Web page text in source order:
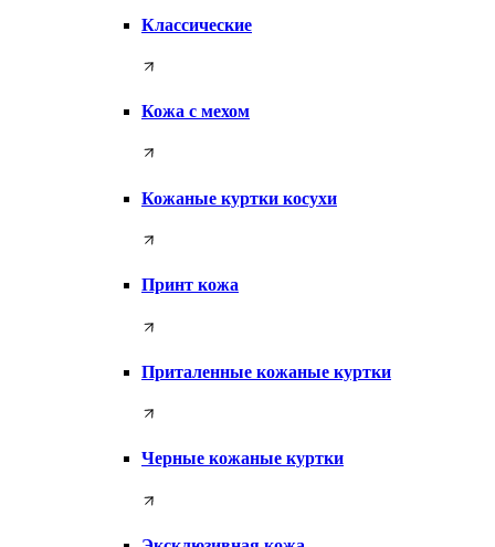
Классические
Кожа с мехом
Кожаные куртки косухи
Принт кожа
Приталенные кожаные куртки
Черные кожаные куртки